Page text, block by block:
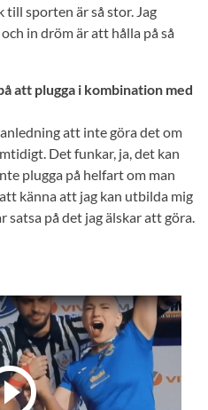
till sporten är så stor. Jag
in dröm är att hålla på så
att plugga i kombination med
att inte göra det om
Det funkar, ja, det kan
plugga på helfart om man
känna att jag kan utbilda mig
på det jag älskar att göra.